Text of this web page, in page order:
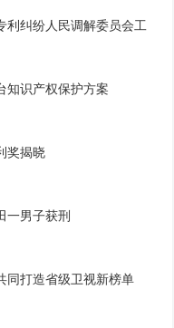
利纠纷人民调解委员会工
知识产权保护方案
奖揭晓
一男子获刑
同打造省级卫视新榜单